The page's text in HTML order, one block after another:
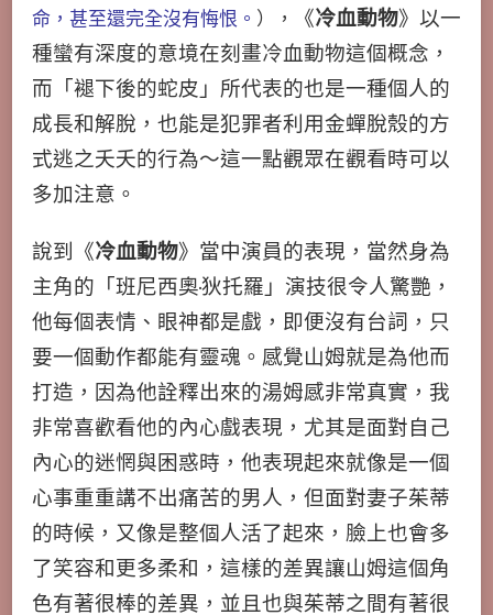
命，甚至還完全沒有悔恨。 ）， 《冷血動物》以一
種蠻有深度的意境在刻畫冷血動物這個概念，
而「褪下後的蛇皮」所代表的也是一種個人的
成長和解脫，也能是犯罪者利用金蟬脫殼的方
式逃之夭夭的行為～這一點觀眾在觀看時可以
多加注意。
說到《冷血動物》當中演員的表現，當然身為
主角的「班尼西奧·狄托羅」演技很令人驚艷，
他每個表情、眼神都是戲，即便沒有台詞，只
要一個動作都能有靈魂。感覺山姆就是為他而
打造，因為他詮釋出來的湯姆感非常真實，我
非常喜歡看他的內心戲表現，尤其是面對自己
內心的迷惘與困惑時，他表現起來就像是一個
心事重重講不出痛苦的男人，但面對妻子茱蒂
的時候，又像是整個人活了起來，臉上也會多
了笑容和更多柔和，這樣的差異讓山姆這個角
色有著很棒的差異，並且也與茱蒂之間有著很